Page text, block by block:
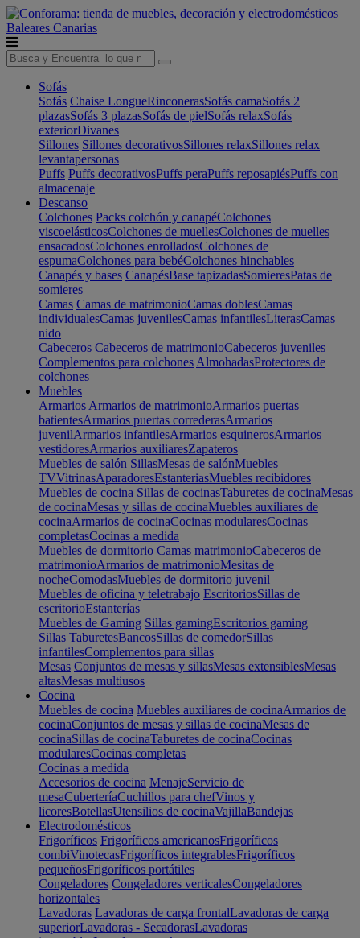
Baleares Canarias
Sofás
Sofás Chaise LongueRinconerasSofás camaSofás 2
plazasSofás 3 plazasSofás de pielSofás relaxSofás
exteriorDivanes
Sillones Sillones decorativosSillones relaxSillones relax
levantapersonas
Puffs Puffs decorativosPuffs peraPuffs reposapiésPuffs con
almacenaje
Descanso
Colchones Packs colchón y canapéColchones
viscoelásticosColchones de muellesColchones de muelles
ensacadosColchones enrolladosColchones de
espumaColchones para bebéColchones hinchables
Canapés y bases CanapésBase tapizadasSomieresPatas de
somieres
Camas Camas de matrimonioCamas doblesCamas
individualesCamas juvenilesCamas infantilesLiterasCamas
nido
Cabeceros Cabeceros de matrimonioCabeceros juveniles
Complementos para colchones AlmohadasProtectores de
colchones
Muebles
Armarios Armarios de matrimonioArmarios puertas
batientesArmarios puertas correderasArmarios
juvenilArmarios infantilesArmarios esquinerosArmarios
vestidoresArmarios auxiliaresZapateros
Muebles de salón SillasMesas de salónMuebles
TVVitrinasAparadoresEstanteriasMuebles recibidores
Muebles de cocina Sillas de cocinasTaburetes de cocinaMesas
de cocinaMesas y sillas de cocinaMuebles auxiliares de
cocinaArmarios de cocinaCocinas modularesCocinas
completasCocinas a medida
Muebles de dormitorio Camas matrimonioCabeceros de
matrimonioArmarios de matrimonioMesitas de
nocheComodasMuebles de dormitorio juvenil
Muebles de oficina y teletrabajo EscritoriosSillas de
escritorioEstanterías
Muebles de Gaming Sillas gamingEscritorios gaming
Sillas TaburetesBancosSillas de comedorSillas
infantilesComplementos para sillas
Mesas Conjuntos de mesas y sillasMesas extensiblesMesas
altasMesas multiusos
Cocina
Muebles de cocina Muebles auxiliares de cocinaArmarios de
cocinaConjuntos de mesas y sillas de cocinaMesas de
cocinaSillas de cocinaTaburetes de cocinaCocinas
modularesCocinas completas
Cocinas a medida
Accesorios de cocina MenajeServicio de
mesaCuberteríaCuchillos para chefVinos y
licoresBotellasUtensilios de cocinaVajillaBandejas
Electrodomésticos
Frigoríficos Frigoríficos americanosFrigoríficos
combiVinotecasFrigoríficos integrablesFrigoríficos
pequeñosFrigoríficos portátiles
Congeladores Congeladores verticalesCongeladores
horizontales
Lavadoras Lavadoras de carga frontalLavadoras de carga
superiorLavadoras - SecadorasLavadoras